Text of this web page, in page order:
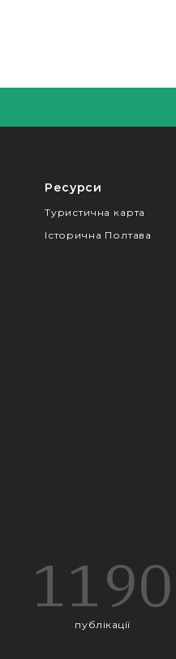
Ресурси
Туристична карта
Історична Полтава
1190
публікації